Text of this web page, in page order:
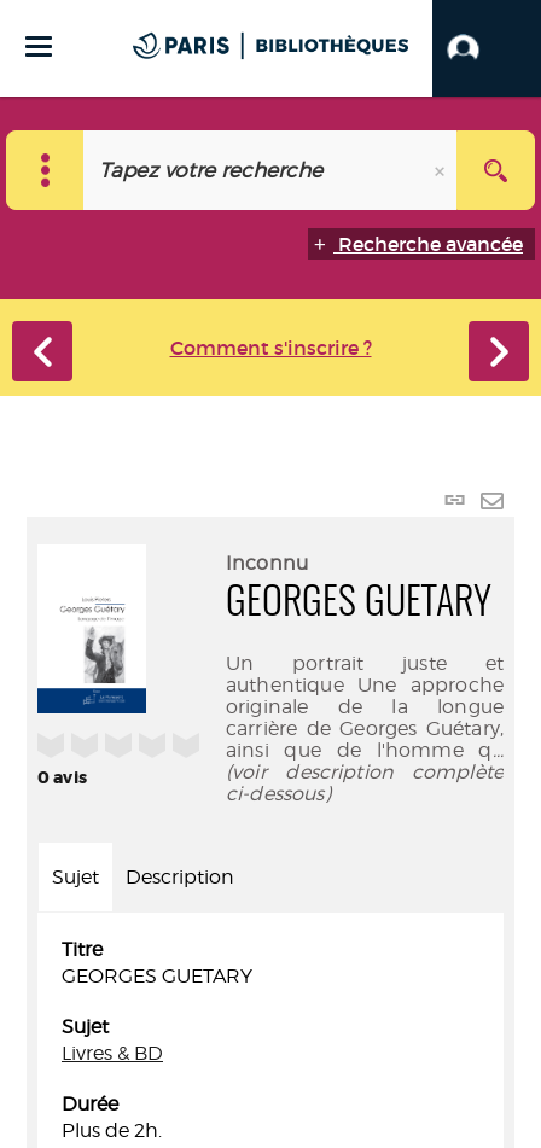
Recherche avancée
Comment s'inscrire ?
Lien
mail
0avis
Inconnu
GEORGES GUETARY
Un portrait juste et
authentique Une approche
originale de la longue
carrière de Georges Guétary,
ainsi que de l'homme q...
(voir description complète
ci-dessous)
Sujet Description
Titre
GEORGES GUETARY
Sujet
Livres & BD
Durée
Plus de 2h.